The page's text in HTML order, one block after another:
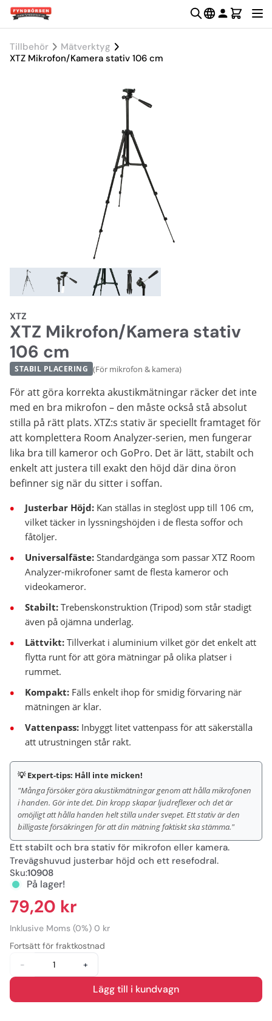
Tillbehör
Mätverktyg
XTZ Mikrofon/Kamera stativ 106 cm
XTZ
XTZ Mikrofon/Kamera stativ
106 cm
STABIL PLACERING (För mikrofon & kamera)
För att göra korrekta akustikmätningar räcker det inte
med en bra mikrofon – den måste också stå absolut
stilla på rätt plats. XTZ:s stativ är speciellt framtaget för
att komplettera Room Analyzer-serien, men fungerar
lika bra till kameror och GoPro. Det är lätt, stabilt och
enkelt att justera till exakt den höjd där dina öron
befinner sig när du sitter i soffan.
Justerbar Höjd: Kan ställas in steglöst upp till 106 cm,
vilket täcker in lyssningshöjden i de flesta soffor och
fåtöljer.
Universalfäste: Standardgänga som passar XTZ Room
Analyzer-mikrofoner samt de flesta kameror och
videokameror.
Stabilt: Trebenskonstruktion (Tripod) som står stadigt
även på ojämna underlag.
Lättvikt: Tillverkat i aluminium vilket gör det enkelt att
flytta runt för att göra mätningar på olika platser i
rummet.
Kompakt: Fälls enkelt ihop för smidig förvaring när
mätningen är klar.
Vattenpass: Inbyggt litet vattenpass för att säkerställa
att utrustningen står rakt.
💡 Expert-tips: Håll inte micken!
"Många försöker göra akustikmätningar genom att hålla mikrofonen
i handen. Gör inte det. Din kropp skapar ljudreflexer och det är
omöjligt att hålla handen helt stilla under svepet. Ett stativ är den
billigaste försäkringen för att din mätning faktiskt ska stämma."
Ett stabilt och bra stativ för mikrofon eller kamera.
Trevägshuvud justerbar höjd och ett resefodral.
Sku:10908
På lager!
79,20 kr
Inklusive Moms (0%) 0 kr
Fortsätt för fraktkostnad
-
+
Lägg till i kundvagn